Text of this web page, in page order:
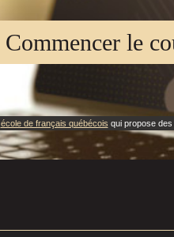
Commencer le
école de français québécois qui propose des